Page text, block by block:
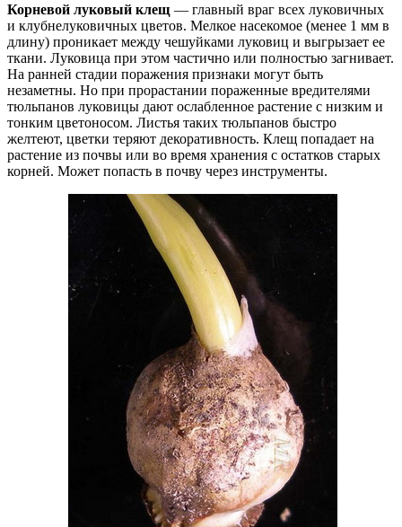
Корневой луковый клещ — главный враг всех луковичных
и клубнелуковичных цветов. Мелкое насекомое (менее 1 мм в
длину) проникает между чешуйками луковиц и выгрызает ее
ткани. Луковица при этом частично или полностью загнивает.
На ранней стадии поражения признаки могут быть
незаметны. Но при прорастании пораженные вредителями
тюльпанов луковицы дают ослабленное растение с низким и
тонким цветоносом. Листья таких тюльпанов быстро
желтеют, цветки теряют декоративность. Клещ попадает на
растение из почвы или во время хранения с остатков старых
корней. Может попасть в почву через инструменты.